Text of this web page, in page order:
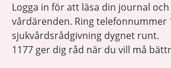
Logga in för att läsa din journal
vårdärenden. Ring telefonnummer
sjukvårdsrådgivning dygnet runt.
1177 ger dig råd när du vill må